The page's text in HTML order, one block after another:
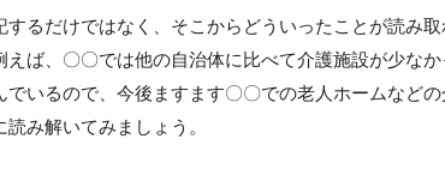
るだけではなく、そこからどういったことが読み
ば、〇〇では他の自治体に比べて介護施設が少な
でいるので、今後ますます〇〇での老人ホームなど
み解いてみましょう。